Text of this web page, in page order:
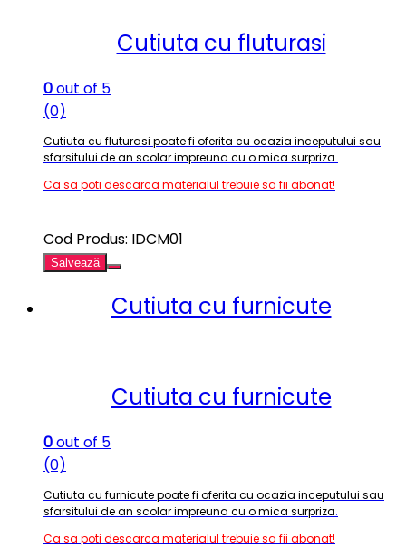
Cutiuta cu fluturasi
0out of 5
(0)
Cutiuta cu fluturasi poate fi oferita cu ocazia inceputului sau
sfarsitului de an scolar impreuna cu o mica surpriza.
Ca sa poti descarca materialul trebuie sa fii abonat!
Cod Produs: IDCM01
Salvează
Cutiuta cu furnicute
Cutiuta cu furnicute
0out of 5
(0)
Cutiuta cu furnicute poate fi oferita cu ocazia inceputului sau
sfarsitului de an scolar impreuna cu o mica surpriza.
Ca sa poti descarca materialul trebuie sa fii abonat!